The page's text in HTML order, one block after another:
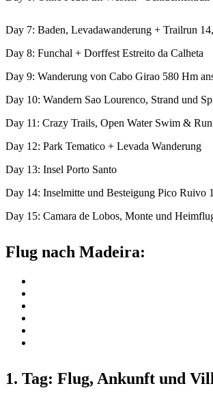
Day 7: Baden, Levadawanderung + Trailrun
Day 8: Funchal + Dorffest Estreito da Calheta
Day 9: Wanderung von Cabo Girao 580 Hm
Day 10: Wandern Sao Lourenco, Strand und
Day 11: Crazy Trails, Open Water Swim &
Day 12: Park Tematico + Levada Wanderung
Day 13: Insel Porto Santo
Day 14: Inselmitte und Besteigung Pico Ruivo
Day 15: Camara de Lobos, Monte und
Flug nach Madeira:
1. Tag: Flug, Ankunft und